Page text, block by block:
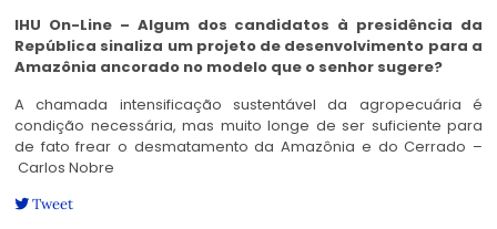
IHU On-Line – Algum dos candidatos à presidência da
República sinaliza um projeto de desenvolvimento para a
Amazônia ancorado no modelo que o senhor sugere?
A chamada intensificação sustentável da agropecuária é
condição necessária, mas muito longe de ser suficiente para
de fato frear o desmatamento da Amazônia e do Cerrado –
Carlos Nobre
Tweet